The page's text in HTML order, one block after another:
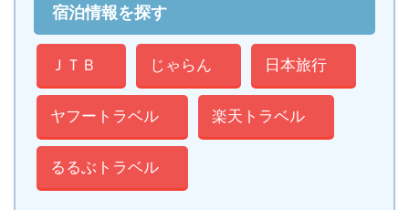
宿泊情報を探す
ＪＴＢ じゃらん 日本旅行
ヤフートラベル 楽天トラベル
るるぶトラベル